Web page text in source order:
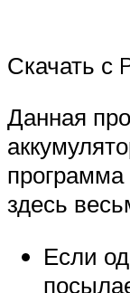
Скачать с
Данная
здесь
Если